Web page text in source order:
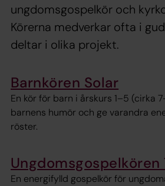
ungdomsgospelkör och
Körerna medverkar ofta i
deltar i olika projekt.
Barnkören Solar
En kör för barn i årskurs 1–5 (cirka
barnens humör och ge varandra
röster.
Ungdomsgospelkören
En energifylld gospelkör för